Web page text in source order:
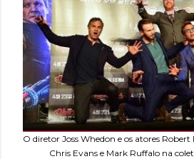
O diretor Joss Whedon e os atores
Chris Evans e Mark Ruffalo na